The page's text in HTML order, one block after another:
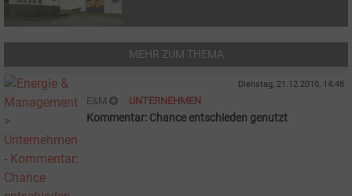
MEHR ZUM THEMA
Dienstag, 21.12.2010, 14:48
E&M UNTERNEHMEN
Kommentar: Chance entschieden genutzt